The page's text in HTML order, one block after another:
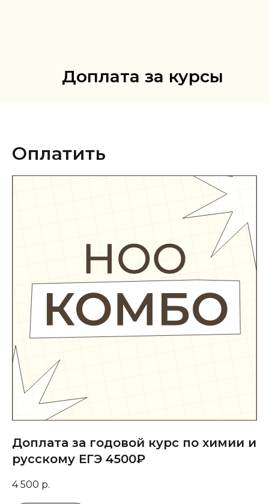
Доплата за курсы
Оплатить
Доплата за годовой курс по химии и
русскому ЕГЭ 4500₽
4 500 р.